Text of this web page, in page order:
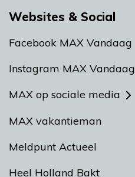
Websites & Social
Facebook MAX Vandaag
Instagram MAX Vandaag
MAX op sociale media
MAX vakantieman
Meldpunt Actueel
Heel Holland Bakt